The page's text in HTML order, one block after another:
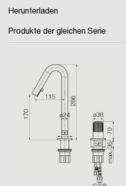
Herunterladen
Produkte der gleichen Serie